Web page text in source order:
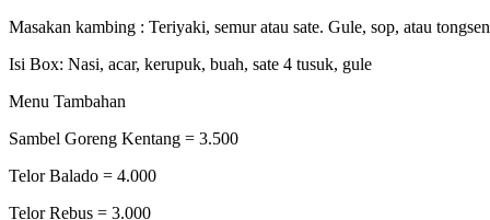
Masakan kambing : Teriyaki, semur atau sate. Gule, sop, atau
Isi Box: Nasi, acar, kerupuk, buah, sate 4 tusuk, gule
Menu Tambahan
Sambel Goreng Kentang = 3.500
Telor Balado = 4.000
Telor Rebus = 3.000